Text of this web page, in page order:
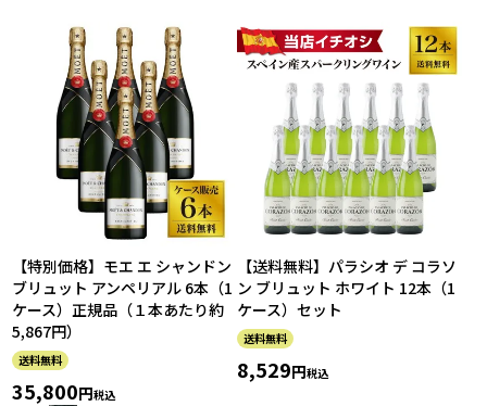
【特別価格】モエ エ シャンドン
ブリュット アンペリアル 6本（1
ケース）正規品（１本あたり約
5,867円）
送料無料
35,800 税込
【送料無料】パラシオ デ コラソ
ン ブリュット ホワイト 12本（1
ケース）セット
送料無料
8,529 税込